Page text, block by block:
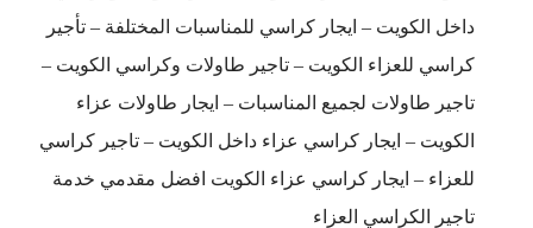
داخل الكويت – ايجار كراسي للمناسبات المختلفة – تأجير
كراسي للعزاء الكويت – تاجير طاولات وكراسي الكويت –
تاجير طاولات لجميع المناسبات – ايجار طاولات عزاء
الكويت – ايجار كراسي عزاء داخل الكويت – تاجير كراسي
للعزاء – ايجار كراسي عزاء الكويت افضل مقدمي خدمة
تاجير الكراسي العزاء